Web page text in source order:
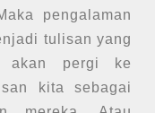
pengalaman
tulisan yang
akan pergi ke
kita sebagai